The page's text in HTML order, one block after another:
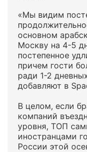
«Мы видим
основном
Москву на 4-5
постепенное
причем гости
ради 1-2
добавляют в
В целом, если
компаний
уровня, ТОП
иностранцами
России этой